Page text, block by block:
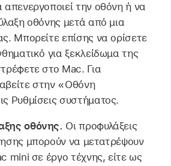
την οθόνη ή να
οθόνης μετά από μια
Μπορείτε επίσης να ορίσετε
για ξεκλείδωμα της
στο Mac. Για
στην «Οθόνη
Ρυθμίσεις συστήματος.
οθόνης. Οι προφυλάξεις
μπορούν να μετατρέψουν
mini σε έργο τέχνης, είτε ως